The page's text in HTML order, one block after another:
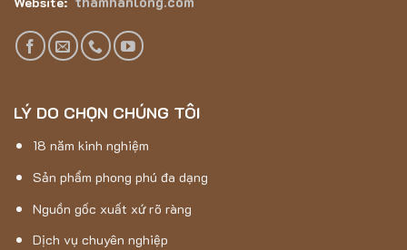
LÝ DO CHỌN CHÚNG TÔI
18 năm kinh nghiệm
Sản phẩm phong phú đa dạng
Nguồn gốc xuất xứ rõ ràng
Dịch vụ chuyên nghiệp